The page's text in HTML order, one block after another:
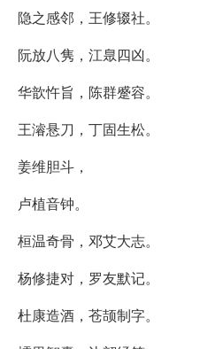
隐之感邻，王修辍社。
阮放八隽，江臮四凶。
华歆忤旨，陈群蹙容。
王濬悬刀，丁固生松。
姜维胆斗，
卢植音钟。
桓温奇骨，邓艾大志。
杨修捷对，罗友默记。
杜康造酒，苍颉制字。